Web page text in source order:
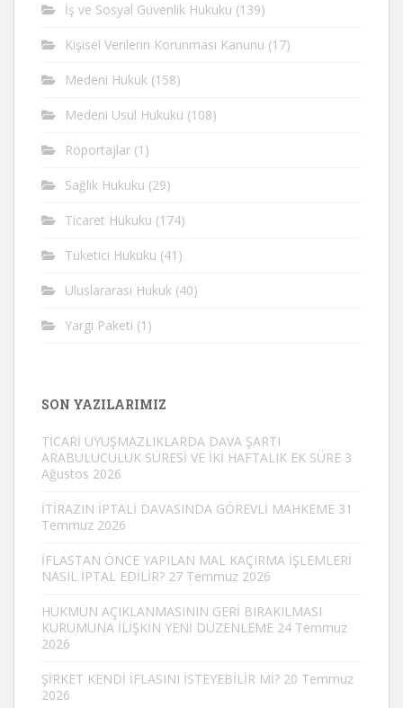
İş ve Sosyal Güvenlik Hukuku (139)
Kişisel Verilerin Korunması Kanunu (17)
Medeni Hukuk (158)
Medeni Usul Hukuku (108)
Röportajlar (1)
Sağlık Hukuku (29)
Ticaret Hukuku (174)
Tüketici Hukuku (41)
Uluslararası Hukuk (40)
Yargı Paketi (1)
SON YAZILARIMIZ
TİCARİ UYUŞMAZLIKLARDA DAVA ŞARTI
ARABULUCULUK SÜRESİ VE İKİ HAFTALIK EK SÜRE 3
Ağustos 2026
İTİRAZIN İPTALİ DAVASINDA GÖREVLİ MAHKEME 31
Temmuz 2026
İFLASTAN ÖNCE YAPILAN MAL KAÇIRMA İŞLEMLERİ
NASIL İPTAL EDİLİR? 27 Temmuz 2026
HÜKMÜN AÇIKLANMASININ GERİ BIRAKILMASI
KURUMUNA İLİŞKİN YENİ DÜZENLEME 24 Temmuz
2026
ŞİRKET KENDİ İFLASINI İSTEYEBİLİR Mİ? 20 Temmuz
2026